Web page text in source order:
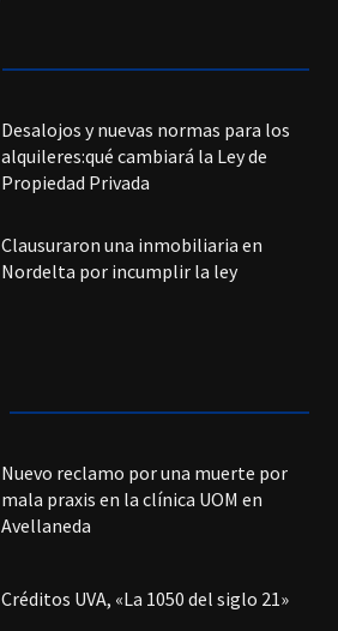
Desalojos y nuevas normas para los
alquileres:qué cambiará la Ley de
Propiedad Privada
Clausuraron una inmobiliaria en
Nordelta por incumplir la ley
Nuevo reclamo por una muerte por
mala praxis en la clínica UOM en
Avellaneda
Créditos UVA, «La 1050 del siglo 21»